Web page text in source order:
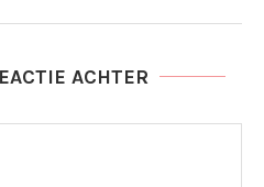
ACHTER